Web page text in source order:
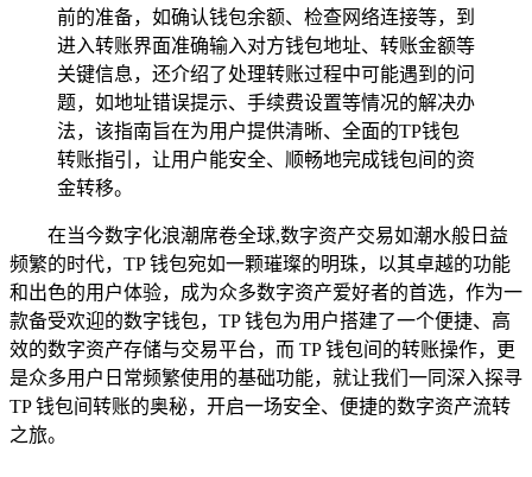
前的准备，如确认钱包余额、检查网络连接等，到
进入转账界面准确输入对方钱包地址、转账金额等
关键信息，还介绍了处理转账过程中可能遇到的问
题，如地址错误提示、手续费设置等情况的解决办
法，该指南旨在为用户提供清晰、全面的TP钱包
转账指引，让用户能安全、顺畅地完成钱包间的资
金转移。
在当今数字化浪潮席卷全球,数字资产交易如潮水般日益
频繁的时代，TP 钱包宛如一颗璀璨的明珠，以其卓越的功能
和出色的用户体验，成为众多数字资产爱好者的首选，作为一
款备受欢迎的数字钱包，TP 钱包为用户搭建了一个便捷、高
效的数字资产存储与交易平台，而 TP 钱包间的转账操作，更
是众多用户日常频繁使用的基础功能，就让我们一同深入探寻
TP 钱包间转账的奥秘，开启一场安全、便捷的数字资产流转
之旅。